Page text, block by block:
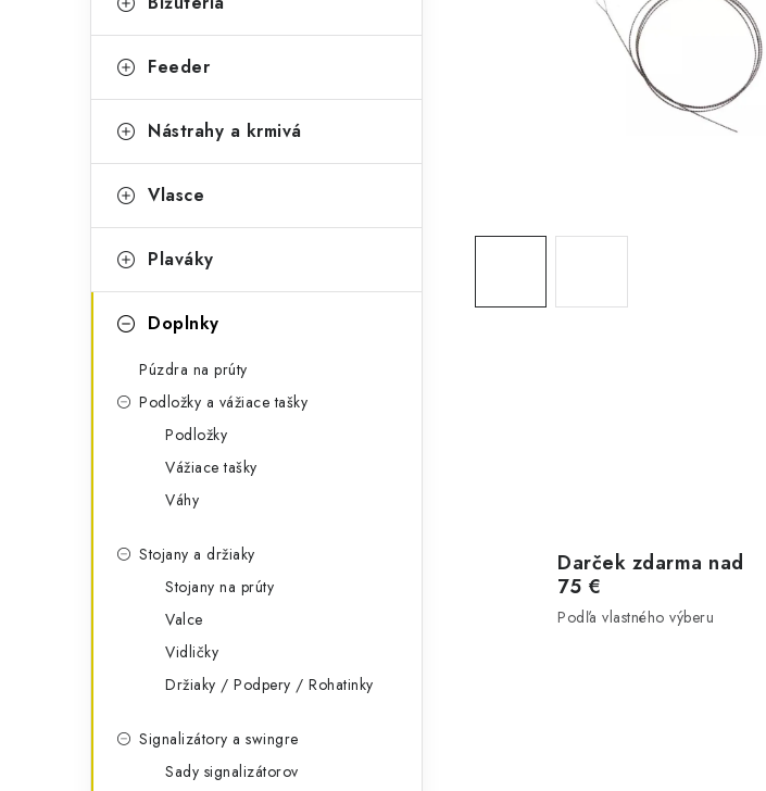
n
ý
a
n
l
e
ó
i
Feeder
Nástrahy a krmivá
Vlasce
Plaváky
Doplnky
Púzdra na prúty
Podložky a vážiace tašky
Podložky
Vážiace tašky
Váhy
Stojany a držiaky
Stojany na prúty
Valce
Vidličky
Držiaky / Podpery / Rohatinky
Signalizátory a swingre
Sady signalizátorov
Darček zdarma nad
75 €
Podľa vlastného výberu